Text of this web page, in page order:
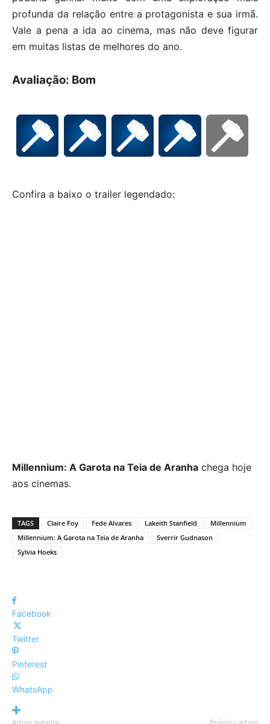
profunda da relação entre a protagonista e sua irmã.
Vale a pena a ida ao cinema, mas não deve figurar
em muitas listas de melhores do ano.
Avaliação: Bom
Confira a baixo o trailer legendado:
Millennium: A Garota na Teia de Aranha chega hoje
aos cinemas.
TAGS Claire Foy Fede Alvares Lakeith Stanfield
Millennium
Millennium: A Garota na Teia de Aranha
Sverrir Gudnason
Sylvia Hoeks
Facebook
Twitter
Pinterest
WhatsApp